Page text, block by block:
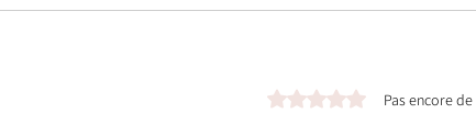
Noté 0 étoile sur 5.Pas encore